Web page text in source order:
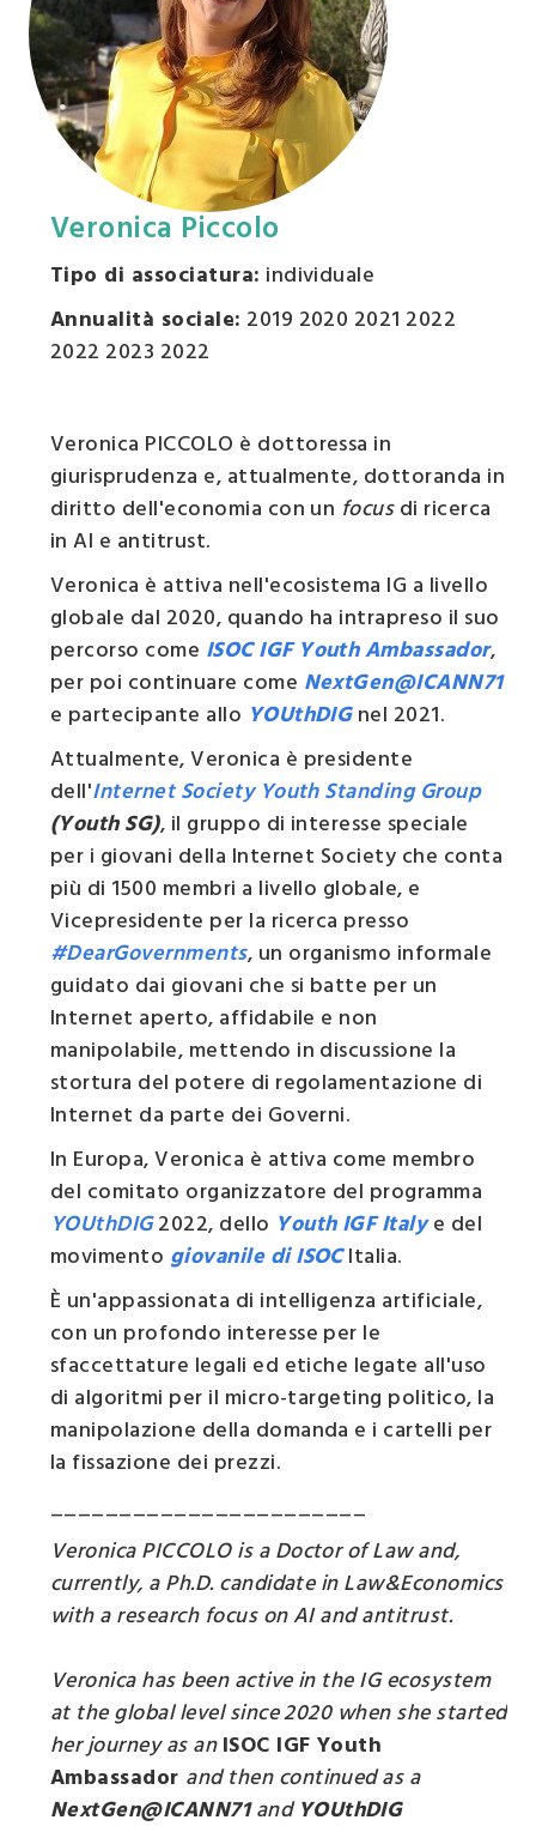
Veronica Piccolo
Tipo di associatura: individuale
Annualità sociale: 2019 2020 2021 2022
2022 2023 2022
Veronica PICCOLO è dottoressa in
giurisprudenza e, attualmente, dottoranda in
diritto dell'economia con un focusdi ricerca
in AI e antitrust.
Veronica è attiva nell'ecosistema IG a livello
globale dal 2020, quando ha intrapreso il suo
percorso come ISOC IGF Youth Ambassador,
per poi continuare come NextGen@ICANN71
e partecipante allo YOUthDIGnel 2021.
Attualmente, Veronica è presidente
dell'Internet Society Youth Standing Group
(Youth SG), il gruppo di interesse speciale
per i giovani della Internet Society che conta
più di 1500 membri a livello globale, e
Vicepresidente per la ricerca presso
#DearGovernments, un organismo informale
guidato dai giovani che si batte per un
Internet aperto, affidabile e non
manipolabile, mettendo in discussione la
stortura del potere di regolamentazione di
Internet da parte dei Governi.
In Europa, Veronica è attiva come membro
del comitato organizzatore del programma
YOUthDIG2022, dello Youth IGF Italye del
movimento giovanile di ISOCItalia.
È un'appassionata di intelligenza artificiale,
con un profondo interesse per le
sfaccettature legali ed etiche legate all'uso
di algoritmi per il micro-targeting politico, la
manipolazione della domanda e i cartelli per
la fissazione dei prezzi.
_______________________
Veronica PICCOLO is a Doctor of Law and,
currently, a Ph.D. candidate in Law&Economics
with a research focus on AI and antitrust.
Veronica has been active in the IG ecosystem
at the global level since 2020 when she started
her journey as anISOC IGF Youth
Ambassador and then continued as a
NextGen@ICANN71andYOUthDIG